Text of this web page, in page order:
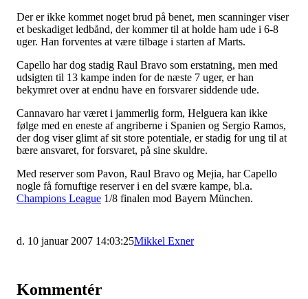
Der er ikke kommet noget brud på benet, men scanninger viser
et beskadiget ledbånd, der kommer til at holde ham ude i 6-8
uger. Han forventes at være tilbage i starten af Marts.
Capello har dog stadig Raul Bravo som erstatning, men med
udsigten til 13 kampe inden for de næste 7 uger, er han
bekymret over at endnu have en forsvarer siddende ude.
Cannavaro har været i jammerlig form, Helguera kan ikke
følge med en eneste af angriberne i Spanien og Sergio Ramos,
der dog viser glimt af sit store potentiale, er stadig for ung til at
bære ansvaret, for forsvaret, på sine skuldre.
Med reserver som Pavon, Raul Bravo og Mejia, har Capello
nogle få fornuftige reserver i en del svære kampe, bl.a.
Champions League 1/8 finalen mod Bayern München.
d. 10 januar 2007 14:03:25Mikkel Exner
Kommentér